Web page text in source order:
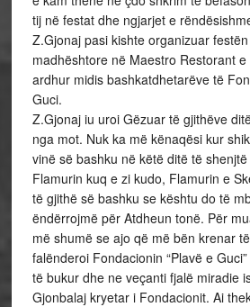
tij në festat dhe ngjarjet e
Z.Gjonaj pasi kishte organizuar
madhështore në Maestro Restorant
ardhur midis bashkatdhetarëve të
Guci.
Z.Gjonaj iu uroi Gëzuar të gjithëve
nga mot. Nuk ka më kënaqësi kur
vinë së bashku në këtë ditë të
Flamurin kuq e zi kudo, Flamurin e
të gjithë së bashku se kështu do të
ëndërrojmë për Atdheun tonë. Për
më shumë se ajo që më bën krenar
falënderoi Fondacionin “Plavë e
të bukur dhe ne veçanti fjalë miradie
Gjonbalaj kryetar i Fondacionit. Ai